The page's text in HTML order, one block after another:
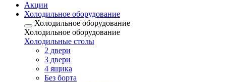
Акции
Холодильное оборудование
Холодильное оборудование
Холодильное оборудование
Холодильные столы
2 двери
3 двери
4 ящика
Без борта